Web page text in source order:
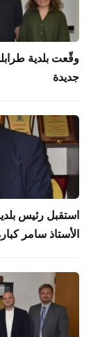
وقّعت بلدية
جديدة
استقبل رئيس
الأستاذ سامر